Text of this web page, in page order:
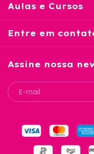
Aulas e Cursos
Entre em
Assine nossa